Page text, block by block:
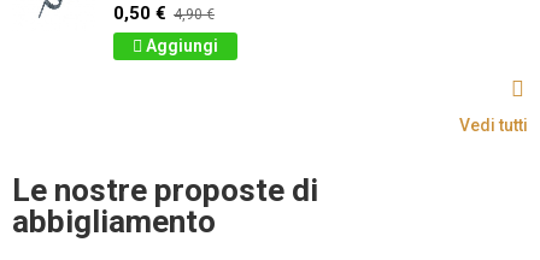
0,50 € 4,90 €
Aggiungi
Vedi tutti
Le nostre proposte di
abbigliamento